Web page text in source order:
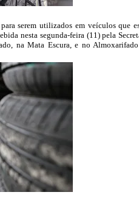
serem utilizados em veículos que
nesta segunda-feira (11) pela
na Mata Escura, e no